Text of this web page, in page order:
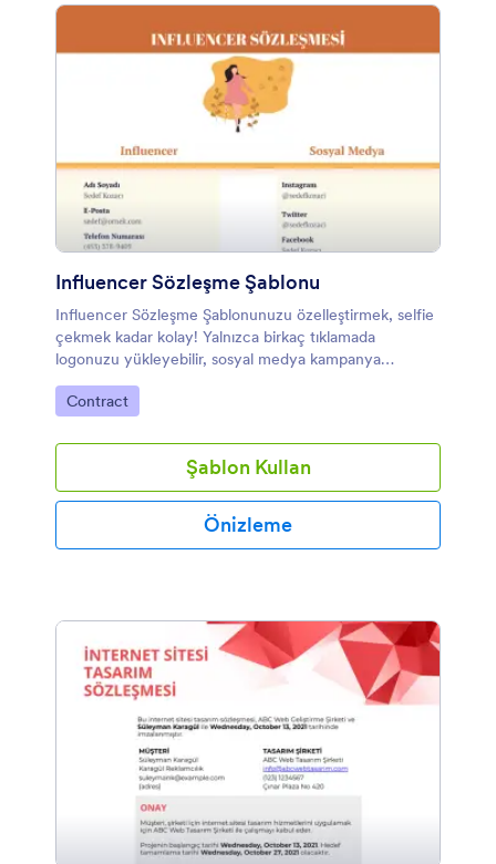
Influencer Sözleşme Şablonu
Influencer Sözleşme Şablonunuzu özelleştirmek, selfie
çekmek kadar kolay! Yalnızca birkaç tıklamada
logonuzu yükleyebilir, sosyal medya kampanya
ayrıntıları ile hüküm ve koşullarınızı ekleyebilirsiniz.
Buna ek olarak kendi yazı tiplerinizi seçebilir ve estetik
tamamladığınızda, sözleşme şablonunuz yeni
ortaklarınız için anında sözleşmeler oluşturacak ve
internetin popüler içerik oluşturucularıyla anlaşma
yapma sürecinizi hızlandıracak.
Kategoriye git:
Contract
Şablon Kullan
Önizleme